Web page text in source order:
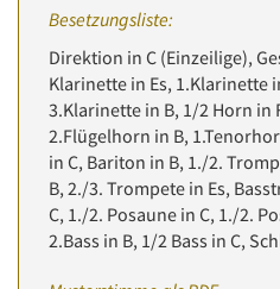
Besetzungsliste:
Direktion in C (Einzeilige),
Klarinette in Es, 1.Klarinette
3.Klarinette in B, 1/2 Horn in
2.Flügelhorn in B,
in C, Bariton in B, 1./2.
B, 2./3. Trompete in Es,
C, 1./2. Posaune in C, 1./2.
2.Bass in B, 1/2 Bass in C,